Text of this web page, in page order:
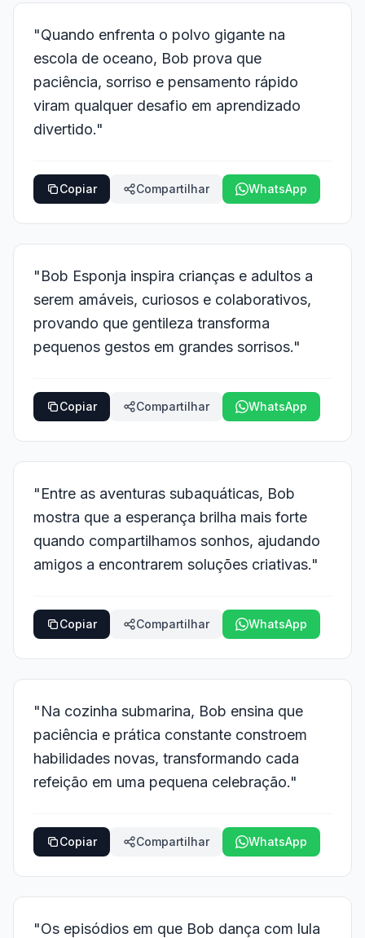
"Quando enfrenta o polvo gigante na
escola de oceano, Bob prova que
paciência, sorriso e pensamento rápido
viram qualquer desafio em aprendizado
divertido."
Copiar Compartilhar WhatsApp
"Bob Esponja inspira crianças e adultos a
serem amáveis, curiosos e colaborativos,
provando que gentileza transforma
pequenos gestos em grandes sorrisos."
Copiar Compartilhar WhatsApp
"Entre as aventuras subaquáticas, Bob
mostra que a esperança brilha mais forte
quando compartilhamos sonhos, ajudando
amigos a encontrarem soluções criativas."
Copiar Compartilhar WhatsApp
"Na cozinha submarina, Bob ensina que
paciência e prática constante constroem
habilidades novas, transformando cada
refeição em uma pequena celebração."
Copiar Compartilhar WhatsApp
"Os episódios em que Bob dança com lula